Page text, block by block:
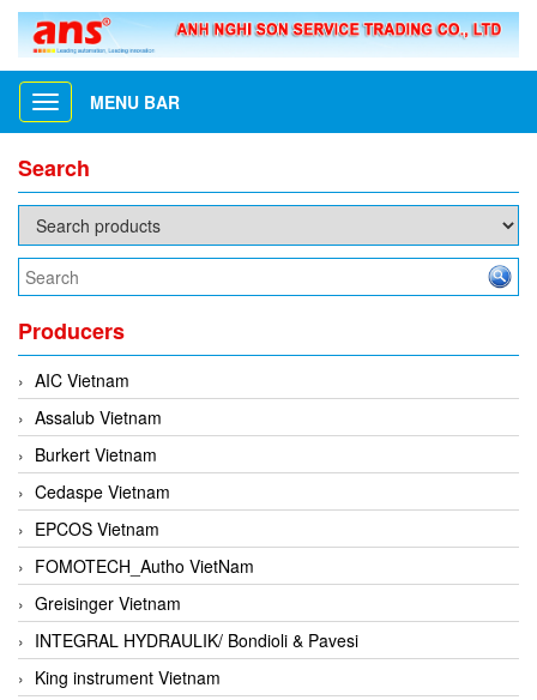
Toggle
navigation
MENU BAR
Search
Producers
AIC Vietnam
Assalub Vietnam
Burkert Vietnam
Cedaspe Vietnam
EPCOS Vietnam
FOMOTECH_Autho VietNam
Greisinger Vietnam
INTEGRAL HYDRAULIK/ Bondioli & Pavesi
King instrument Vietnam